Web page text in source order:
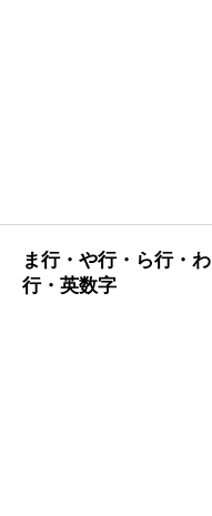
ま行・や行・ら行・わ
行・英数字